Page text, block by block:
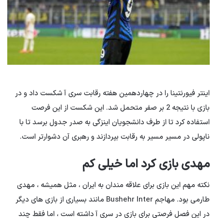
اینتر فیورنتینا را در چهاردهمین هفته رقابت سری آ شکست داد و در
بازی با نتیجه 2 بر صفر متحمل شد. این شکست از این فرصت
استفاده کرد تا از طرف دانشجویان اینزگی به صدر جدول برسد تا با
ناپولی در مسیر مسیر به رقابت بپردازند و رهبری آن دشوارتر است.
مهدی بازی کرد اما خیلی کم
نکته مهم این بازی برای علاقه مندان به ایران ، مثل همیشه ، مهدی
طارمی بود. مهاجم Bushehr Inter مانند بسیاری از بازی های دیگر
در این فصل فرصتی برای بازی در سری آ داشته است ، اما فقط چند